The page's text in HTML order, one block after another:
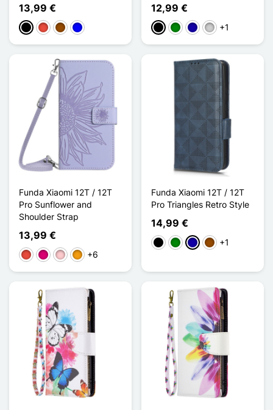
13,99 €
NegroRojoMarrón
Azul
12,99 €
NegroVerdeAzul oscuro
Plata+1
Funda Xiaomi 12T / 12T
Pro Sunflower and
Shoulder Strap
13,99 €
RojoMagenta
RosaNaranja
+6
Funda Xiaomi 12T / 12T
Pro Triangles Retro Style
14,99 €
NegroVerdeAzul oscuro
Marrón
+1